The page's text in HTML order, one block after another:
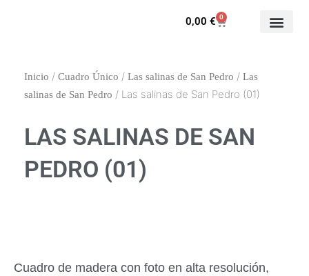
0,00 € 0
Carrito
Inicio / Cuadro Único / Las salinas de San Pedro / Las
salinas de San Pedro / Las salinas de San Pedro (01)
LAS SALINAS DE SAN
PEDRO (01)
Cuadro de madera con foto en alta resolución,